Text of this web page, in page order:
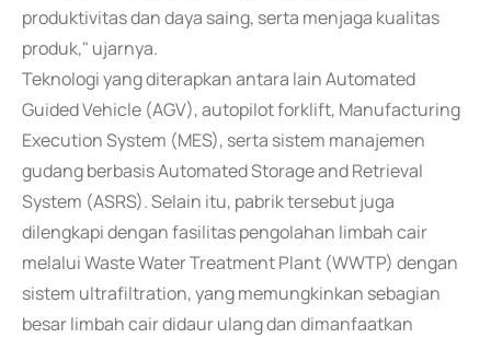
produktivitas dan daya saing, serta menjaga kualitas
produk," ujarnya.
Teknologi yang diterapkan antara lain Automated
Guided Vehicle (AGV), autopilot forklift, Manufacturing
Execution System (MES), serta sistem manajemen
gudang berbasis Automated Storage and Retrieval
System (ASRS). Selain itu, pabrik tersebut juga
dilengkapi dengan fasilitas pengolahan limbah cair
melalui Waste Water Treatment Plant (WWTP) dengan
sistem ultrafiltration, yang memungkinkan sebagian
besar limbah cair didaur ulang dan dimanfaatkan